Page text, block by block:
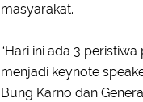
masyarakat.
“Hari ini ada 3
menjadi keynote
Bung Karno dan